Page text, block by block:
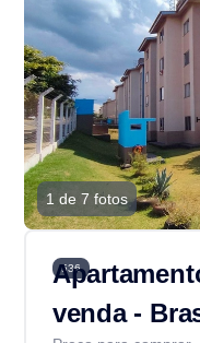
1 de 7 fotos
536
venda -